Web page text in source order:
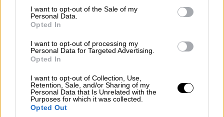
consent section.
I want to opt-out of the Sale of my
Personal Data.
Opted In
I want to opt-out of processing my
Personal Data for Targeted Advertising.
Opted In
I want to opt-out of Collection, Use,
Retention, Sale, and/or Sharing of my
Personal Data that Is Unrelated with the
Purposes for which it was collected.
Opted Out
«Flyover» Θεσσαλονίκης: Παραδίδεται
τέλη Μαΐου του 2027 - Στο 20% η
πρόοδος του έργου